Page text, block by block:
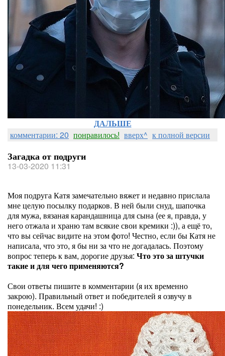
ДАЛЬШЕ
комментарии: 20 понравилось! вверх^ к полной версии
Загадка от подруги
13-03-2020 11:31
Моя подруга Катя замечательно вяжет и недавно прислала
мне целую посылку подарков. В ней были снуд, шапочка
для мужа, вязаная карандашница для сына (ее я, правда, у
него отжала и храню там всякие свои кремики :)), а ещё то,
что вы сейчас видите на этом фото! Честно, если бы Катя не
написала, что это, я бы ни за что не догадалась. Поэтому
вопрос теперь к вам, дорогие друзья: Что это за штучки
такие и для чего применяются?
Свои ответы пишите в комментарии (я их временно
закрою). Правильный ответ и победителей я озвучу в
понедельник. Всем удачи! :)